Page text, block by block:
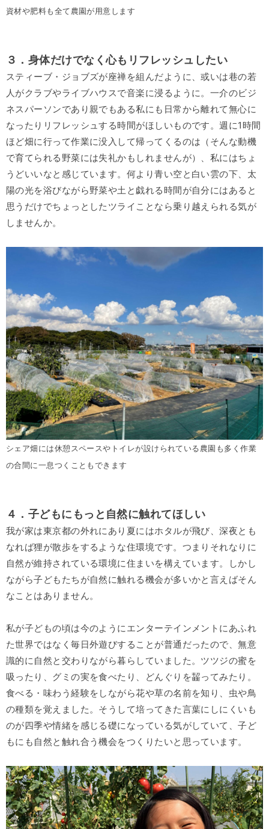
資材や肥料も全て農園が用意します
３．身体だけでなく心もリフレッシュしたい
スティーブ・ジョブズが座禅を組んだように、或いは巷の若
人がクラブやライブハウスで音楽に浸るように。一介のビジ
ネスパーソンであり親でもある私にも日常から離れて無心に
なったりリフレッシュする時間がほしいものです。週に1時間
ほど畑に行って作業に没入して帰ってくるのは（そんな動機
で育てられる野菜には失礼かもしれませんが）、私にはちょ
うどいいなと感じています。何より青い空と白い雲の下、太
陽の光を浴びながら野菜や土と戯れる時間が自分にはあると
思うだけでちょっとしたツライことなら乗り越えられる気が
しませんか。
シェア畑には休憩スペースやトイレが設けられている農園も多く作業
の合間に一息つくこともできます
４．子どもにもっと自然に触れてほしい
我が家は東京都の外れにあり夏にはホタルが飛び、深夜とも
なれば狸が散歩をするような住環境です。つまりそれなりに
自然が維持されている環境に住まいを構えています。しかし
ながら子どもたちが自然に触れる機会が多いかと言えばそん
なことはありません。
私が子どもの頃は今のようにエンターテインメントにあふれ
た世界ではなく毎日外遊びすることが普通だったので、無意
識的に自然と交わりながら暮らしていました。ツツジの蜜を
吸ったり、グミの実を食べたり、どんぐりを齧ってみたり。
食べる・味わう経験をしながら花や草の名前を知り、虫や鳥
の種類を覚えました。そうして培ってきた言葉にしにくいも
のが四季や情緒を感じる礎になっている気がしていて、子ど
もにも自然と触れ合う機会をつくりたいと思っています。